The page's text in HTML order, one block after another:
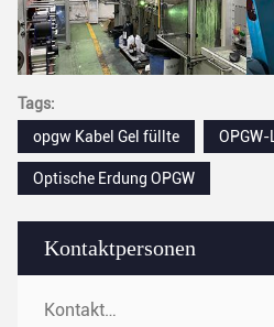
Kontaktpersonen
Kontaktpersonen:
Tags:
opgw Kabel Gel füllte
Optische Erdung OPGW